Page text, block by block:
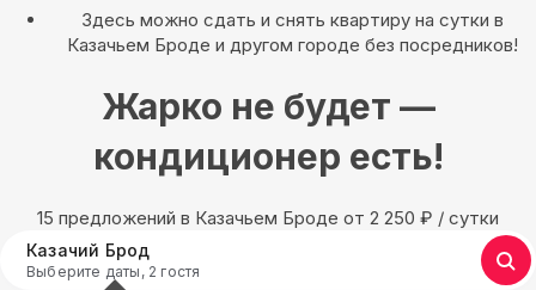
Здесь можно сдать и снять квартиру на сутки в
Казачьем Броде и другом городе без посредников!
Жарко не будет —
кондиционер есть!
15 предложений в Казачьем Броде oт 2 250 ₽ / сутки
Казачий Брод
Выберите даты, 2 гостя